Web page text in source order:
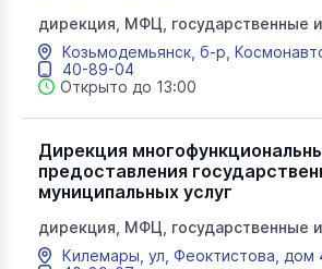
дирекция, МФЦ, государственные
услуги, мои документы
Козьмодемьянск, б-р,
40-89-04
Открыто до 13:00
Дирекция
предоставления
муниципальных услуг
дирекция, МФЦ, государственные
услуги, мои документы
Килемары, ул, Феоктистова, дом